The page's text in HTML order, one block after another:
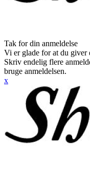
Tak for din anmeldelse
Vi er glade for at du giver
Skriv endelig flere
bruge anmeldelsen.
x